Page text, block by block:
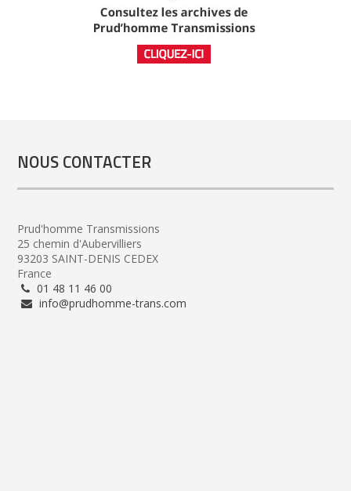
NOUS CONTACTER
Prud'homme Transmissions
25 chemin d'Aubervilliers
93203 SAINT-DENIS CEDEX
France
01 48 11 46 00
info@prudhomme-trans.com